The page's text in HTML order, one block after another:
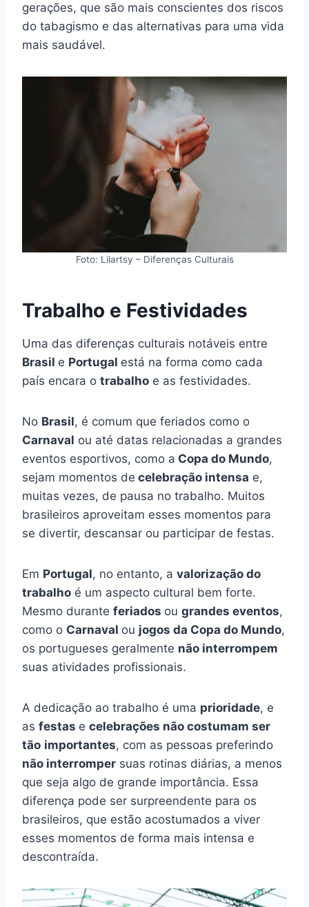
gerações, que são mais conscientes dos riscos
do tabagismo e das alternativas para uma vida
mais saudável.
Foto: Lilartsy – Diferenças Culturais
Trabalho e Festividades
Uma das diferenças culturais notáveis entre
Brasil e Portugal está na forma como cada
país encara o trabalho e as festividades.
No Brasil, é comum que feriados como o
Carnaval ou até datas relacionadas a grandes
eventos esportivos, como a Copa do Mundo,
sejam momentos de celebração intensa e,
muitas vezes, de pausa no trabalho. Muitos
brasileiros aproveitam esses momentos para
se divertir, descansar ou participar de festas.
Em Portugal, no entanto, a valorização do
trabalho é um aspecto cultural bem forte.
Mesmo durante feriados ou grandes eventos,
como o Carnaval ou jogos da Copa do Mundo,
os portugueses geralmente não interrompem
suas atividades profissionais.
A dedicação ao trabalho é uma prioridade, e
as festas e celebrações não costumam ser
tão importantes, com as pessoas preferindo
não interromper suas rotinas diárias, a menos
que seja algo de grande importância. Essa
diferença pode ser surpreendente para os
brasileiros, que estão acostumados a viver
esses momentos de forma mais intensa e
descontraída.